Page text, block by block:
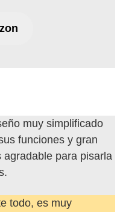
muy simplificado
funciones y gran
para pisarla
todo, es muy